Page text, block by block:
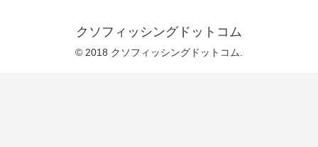
クソフィッシングドットコム
© 2018 クソフィッシングドットコム.